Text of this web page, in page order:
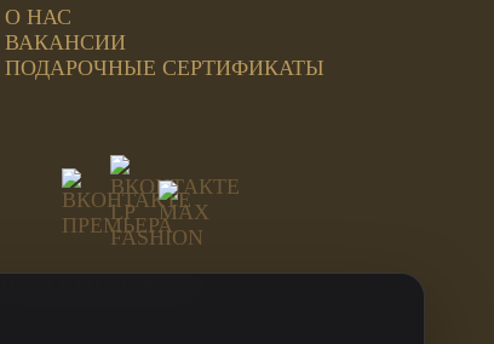
О НАС
ВАКАНСИИ
ПОДАРОЧНЫЕ СЕРТИФИКАТЫ